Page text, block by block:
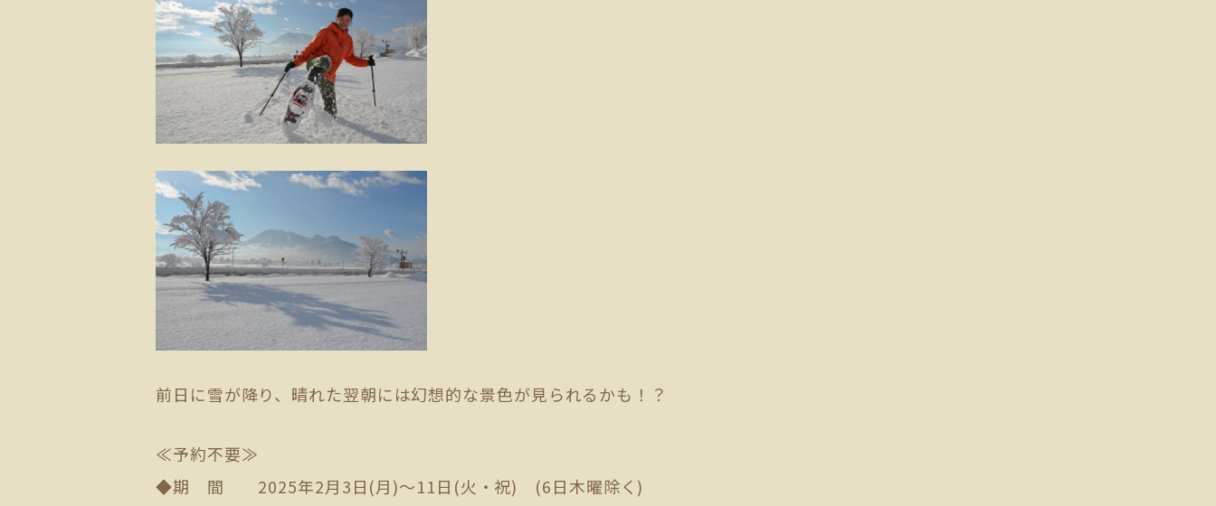
前日に雪が降り、晴れた翌朝には幻想的な景色が見られるかも！？
≪予約不要≫
◆期 間 2025年2月3日(月)～11日(火・祝) (6日木曜除く)